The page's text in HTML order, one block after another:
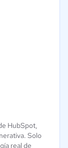
HubSpot,
Solo
real de